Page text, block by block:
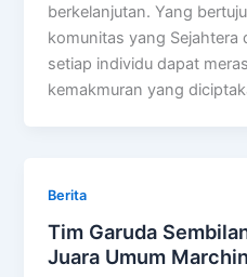
berkelanjutan. Yang
komunitas yang Sejahtera
setiap individu dapat
kemakmuran yang
Berita
Tim Garuda
Juara Umum